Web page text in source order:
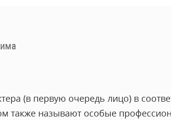
(в первую очередь лицо) в
также называют особые